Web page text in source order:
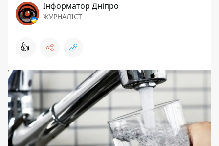
Інформатор Дніпро
ЖУРНАЛІСТ
👍